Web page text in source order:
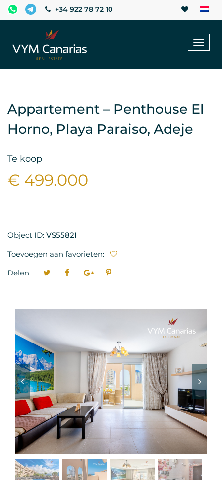
+34 922 78 72 10
Appartement – Penthouse El
Horno, Playa Paraiso, Adeje
Te koop
€ 499.000
Object ID: VS5582I
Toevoegen aan favorieten:
Delen